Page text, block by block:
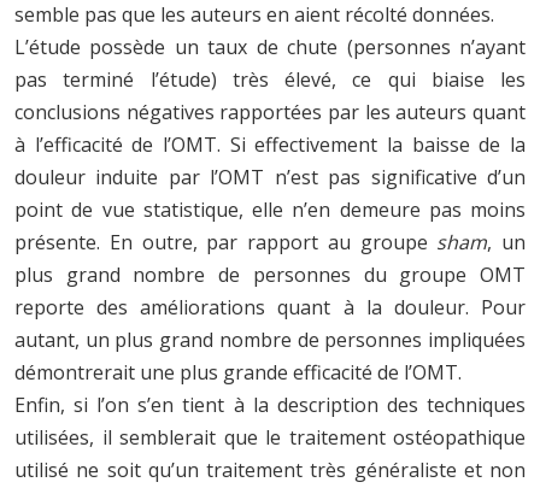
semble pas que les auteurs en aient récolté données.
L’étude possède un taux de chute (personnes n’ayant
pas terminé l’étude) très élevé, ce qui biaise les
conclusions négatives rapportées par les auteurs quant
à l’efficacité de l’OMT. Si effectivement la baisse de la
douleur induite par l’OMT n’est pas significative d’un
point de vue statistique, elle n’en demeure pas moins
présente. En outre, par rapport au groupe sham, un
plus grand nombre de personnes du groupe OMT
reporte des améliorations quant à la douleur. Pour
autant, un plus grand nombre de personnes impliquées
démontrerait une plus grande efficacité de l’OMT.
Enfin, si l’on s’en tient à la description des techniques
utilisées, il semblerait que le traitement ostéopathique
utilisé ne soit qu’un traitement très généraliste et non